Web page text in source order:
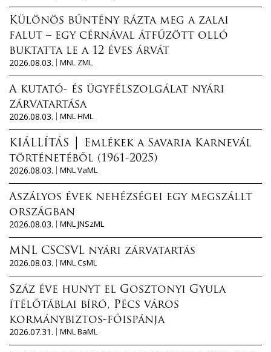
Különös bűntény rázta meg a zalai
falut – egy cérnával átfűzött olló
buktatta le a 12 éves árvát
2026.08.03.
MNL ZML
A kutató- és ügyfélszolgálat nyári
zárvatartása
2026.08.03.
MNL HML
KIÁLLÍTÁS │ Emlékek a Savaria Karnevál
történetéből (1961-2025)
2026.08.03.
MNL VaML
Aszályos évek nehézségei egy megszállt
országban
2026.08.03.
MNL JNSzML
MNL CSCSVL nyári zárvatartás
2026.08.03.
MNL CsML
Száz éve hunyt el Gosztonyi Gyula
ítélőtáblai bíró, Pécs város
kormánybiztos-főispánja
2026.07.31.
MNL BaML